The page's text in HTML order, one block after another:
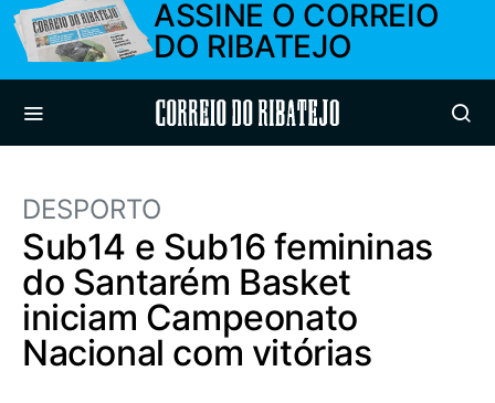
ASSINE O CORREIO
DO RIBATEJO
Correio do Ribatejo
DESPORTO
Sub14 e Sub16 femininas
do Santarém Basket
iniciam Campeonato
Nacional com vitórias